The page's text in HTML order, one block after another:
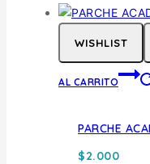
WISHLIST
AL CARRITO
PARCHE
$2.000